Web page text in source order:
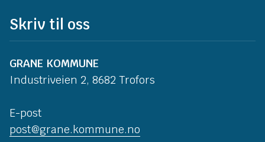
Skriv til oss
GRANE KOMMUNE
Industriveien 2, 8682 Trofors
E-post
post@grane.kommune.no